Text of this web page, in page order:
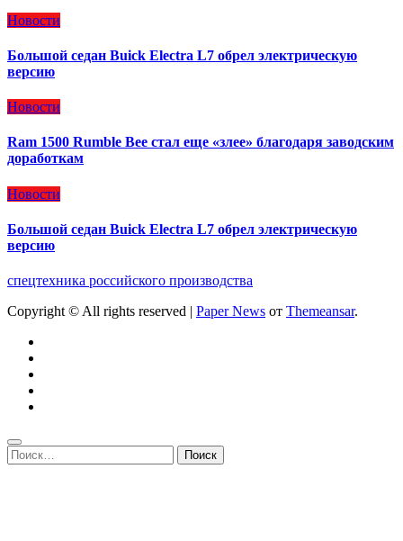
Новости
Большой седан Buick Electra L7 обрел электрическую
версию
Новости
Ram 1500 Rumble Bee стал еще «злее» благодаря заводским
доработкам
Новости
Большой седан Buick Electra L7 обрел электрическую
версию
спецтехника российского производства
Copyright © All rights reserved | Paper News от Themeansar.
Найти: